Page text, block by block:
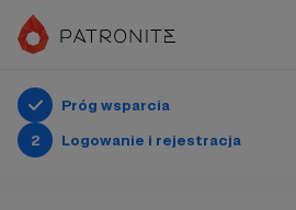
Próg wsparcia
2
Logowanie i rejestracja